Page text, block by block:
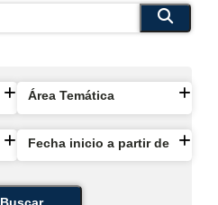
Área Temática
Fecha inicio a partir de